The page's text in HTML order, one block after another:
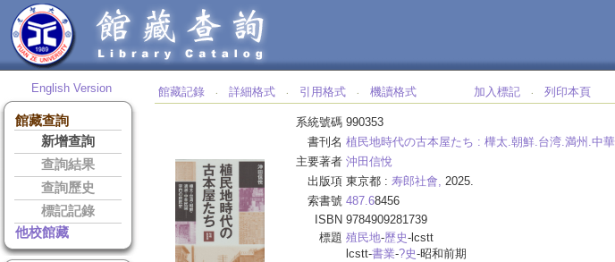
English Version
館藏查詢
新增查詢
查詢結果
查詢歷史
標記記錄
他校館藏
館藏記錄 ‧ 詳細格式 ‧ 引用格式 ‧ 機讀格式 加入標記 ‧ 列印本頁
系統號碼 990353
書刊名 植民地時代の古本屋たち : 樺太.朝鮮.台湾.満州.中
主要著者 沖田信悅
出版項 東京都 : 寿郎社會, 2025.
索書號 487.68456
ISBN 9784909281739
標題 殖民地-歷史-lcstt
lcstt-書業-?史-昭和前期